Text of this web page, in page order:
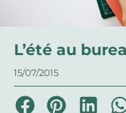
L’été au
15/07/2015